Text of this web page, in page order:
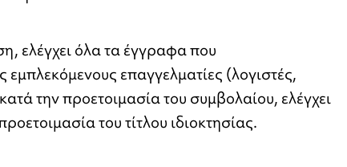
ελέγχει όλα τα έγγραφα που
επαγγελματίες (λογιστές,
την προετοιμασία του συμβολαίου, ελέγχει
του τίτλου ιδιοκτησίας.